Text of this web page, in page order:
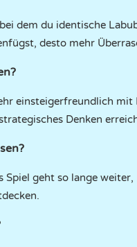
dem du identische
desto mehr
einsteigerfreundlich
Denken
Spiel geht so lange